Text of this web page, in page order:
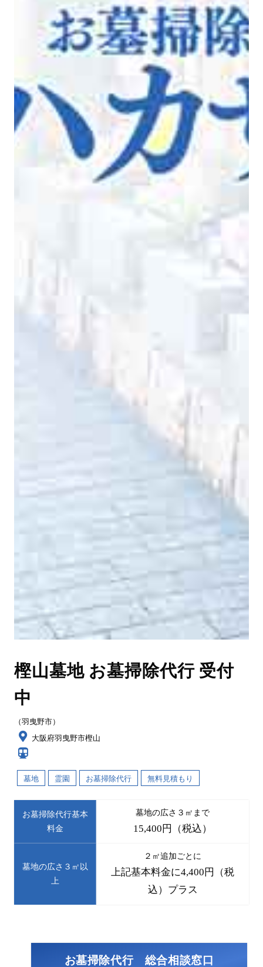
樫山墓地 お墓掃除代行 受付
中
（羽曳野市）
大阪府羽曳野市樫山
墓地 霊園 お墓掃除代行 無料見積もり
お墓掃除代行基本
料金
墓地の広さ３㎡まで
15,400円（税込）
墓地の広さ３㎡以
上
２㎡追加ごとに
上記基本料金に4,400円（税
込）プラス
お墓掃除代行 総合相談窓口